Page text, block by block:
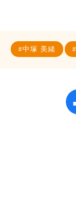
中塚 美緒